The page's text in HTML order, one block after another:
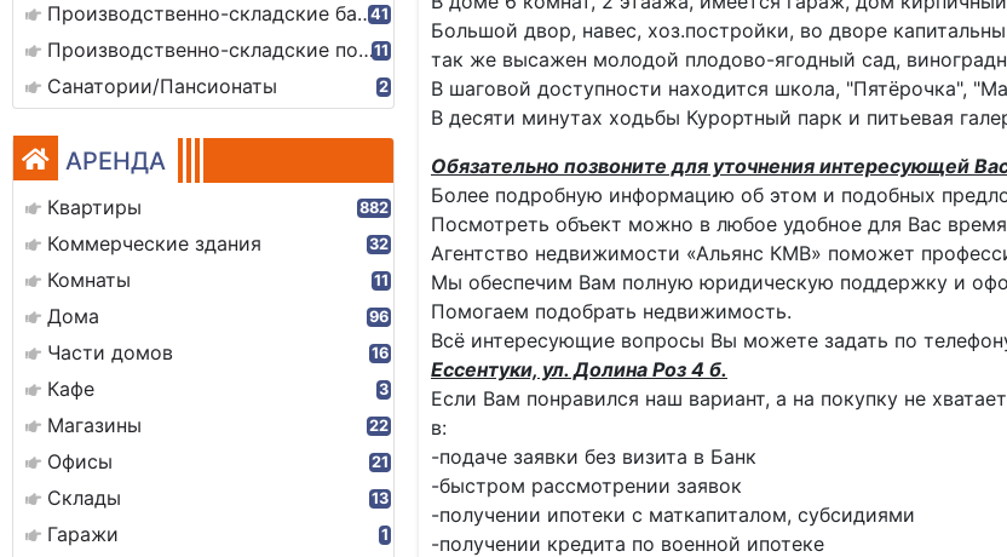
Производственно-складские базы41
Производственно-складские помещения11
Санатории/Пансионаты 2
АРЕНДА
Квартиры 882
Коммерческие здания 32
Комнаты 11
Дома 96
Части домов 16
Кафе 3
Магазины 22
Офисы 21
Склады 13
Гаражи 1
Большой двор, навес, хоз.постройки, во дворе
так же высажен молодой плодово-ягодный сад,
В шаговой доступности находится школа, "Пятёрочка",
В десяти минутах ходьбы Курортный парк и питьевая
Обязательно позвоните для уточнения интересующей
Более подробную информацию об этом и подобных
Посмотреть объект можно в любое удобное для Вас
Агентство недвижимости «Альянс КМВ» поможет
Мы обеспечим Вам полную юридическую поддержку и
Помогаем подобрать недвижимость.
Всё интересующие вопросы Вы можете задать по
Ессентуки, ул. Долина Роз 4 б.
Если Вам понравился наш вариант, а на покупку не
в:
-подаче заявки без визита в Банк
-быстром рассмотрении заявок
-получении ипотеки с маткапиталом, субсидиями
-получении кредита по военной ипотеке